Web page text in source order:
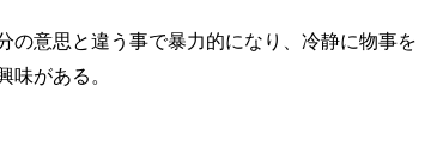
の意思と違う事で暴力的になり、冷静に物事を
がある。